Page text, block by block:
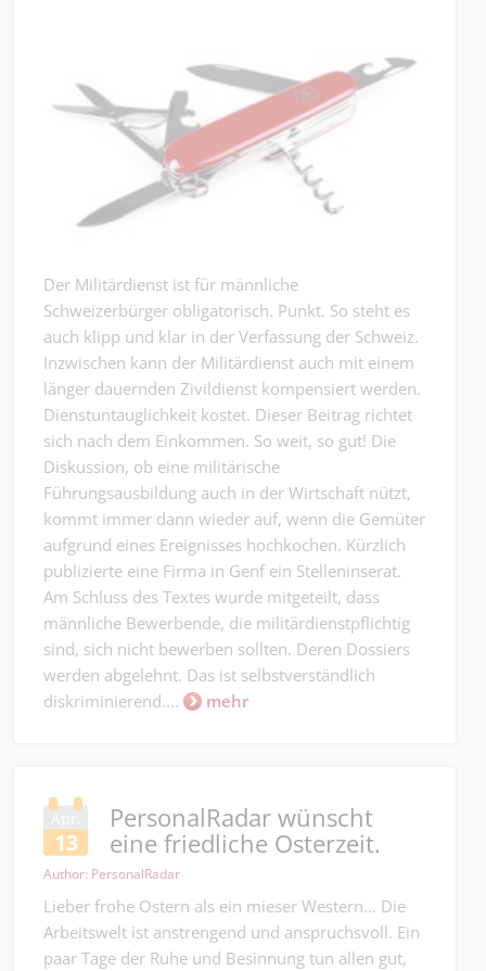
Der Militärdienst ist für männliche
Schweizerbürger obligatorisch. Punkt. So steht es
auch klipp und klar in der Verfassung der Schweiz.
Inzwischen kann der Militärdienst auch mit einem
länger dauernden Zivildienst kompensiert werden.
Dienstuntauglichkeit kostet. Dieser Beitrag richtet
sich nach dem Einkommen. So weit, so gut! Die
Diskussion, ob eine militärische
Führungsausbildung auch in der Wirtschaft nützt,
kommt immer dann wieder auf, wenn die Gemüter
aufgrund eines Ereignisses hochkochen. Kürzlich
publizierte eine Firma in Genf ein Stelleninserat.
Am Schluss des Textes wurde mitgeteilt, dass
männliche Bewerbende, die militärdienstpflichtig
sind, sich nicht bewerben sollten. Deren Dossiers
werden abgelehnt. Das ist selbstverständlich
diskriminierend....
mehr
Apr.
13
PersonalRadar wünscht
eine friedliche Osterzeit.
Author: PersonalRadar
Lieber frohe Ostern als ein mieser Western… Die
Arbeitswelt ist anstrengend und anspruchsvoll. Ein
paar Tage der Ruhe und Besinnung tun allen gut,